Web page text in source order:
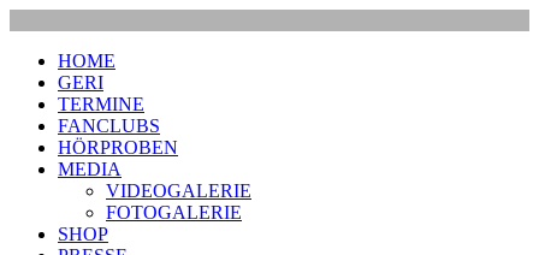
HOME
GERI
TERMINE
FANCLUBS
HÖRPROBEN
MEDIA
VIDEOGALERIE
FOTOGALERIE
SHOP